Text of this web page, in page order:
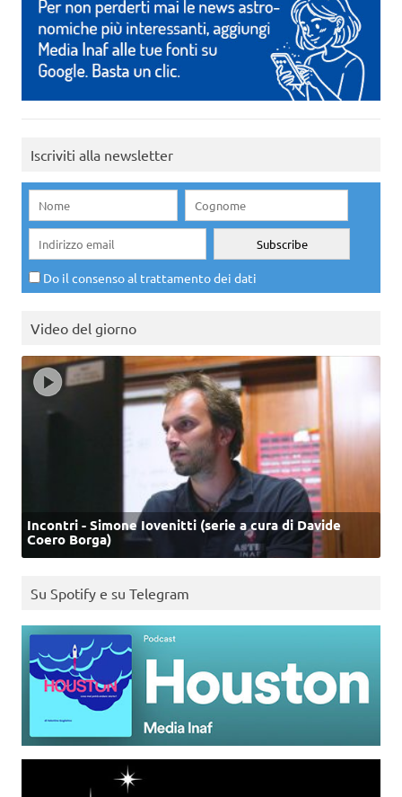
Iscriviti alla newsletter
Do il consenso al trattamento dei dati
Video del giorno
Incontri - Simone Iovenitti (serie a cura di Davide
Coero Borga)
Su Spotify e su Telegram